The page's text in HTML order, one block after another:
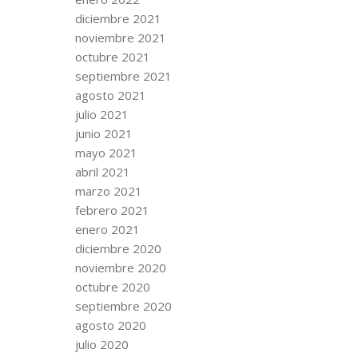
diciembre 2021
noviembre 2021
octubre 2021
septiembre 2021
agosto 2021
julio 2021
junio 2021
mayo 2021
abril 2021
marzo 2021
febrero 2021
enero 2021
diciembre 2020
noviembre 2020
octubre 2020
septiembre 2020
agosto 2020
julio 2020